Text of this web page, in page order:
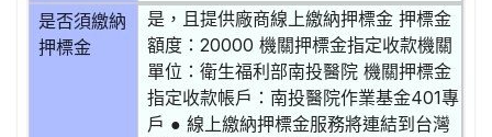
是否須繳納
押標金
是，且提供廠商線上繳納押標金 押標金
額度：20000 機關押標金指定收款機關
單位：衛生福利部南投醫院 機關押標金
指定收款帳戶：南投醫院作業基金401專
戶 ● 線上繳納押標金服務將連結到台灣